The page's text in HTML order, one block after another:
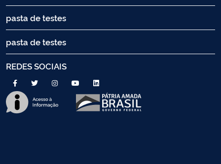
pasta de testes
pasta de testes
REDES SOCIAIS